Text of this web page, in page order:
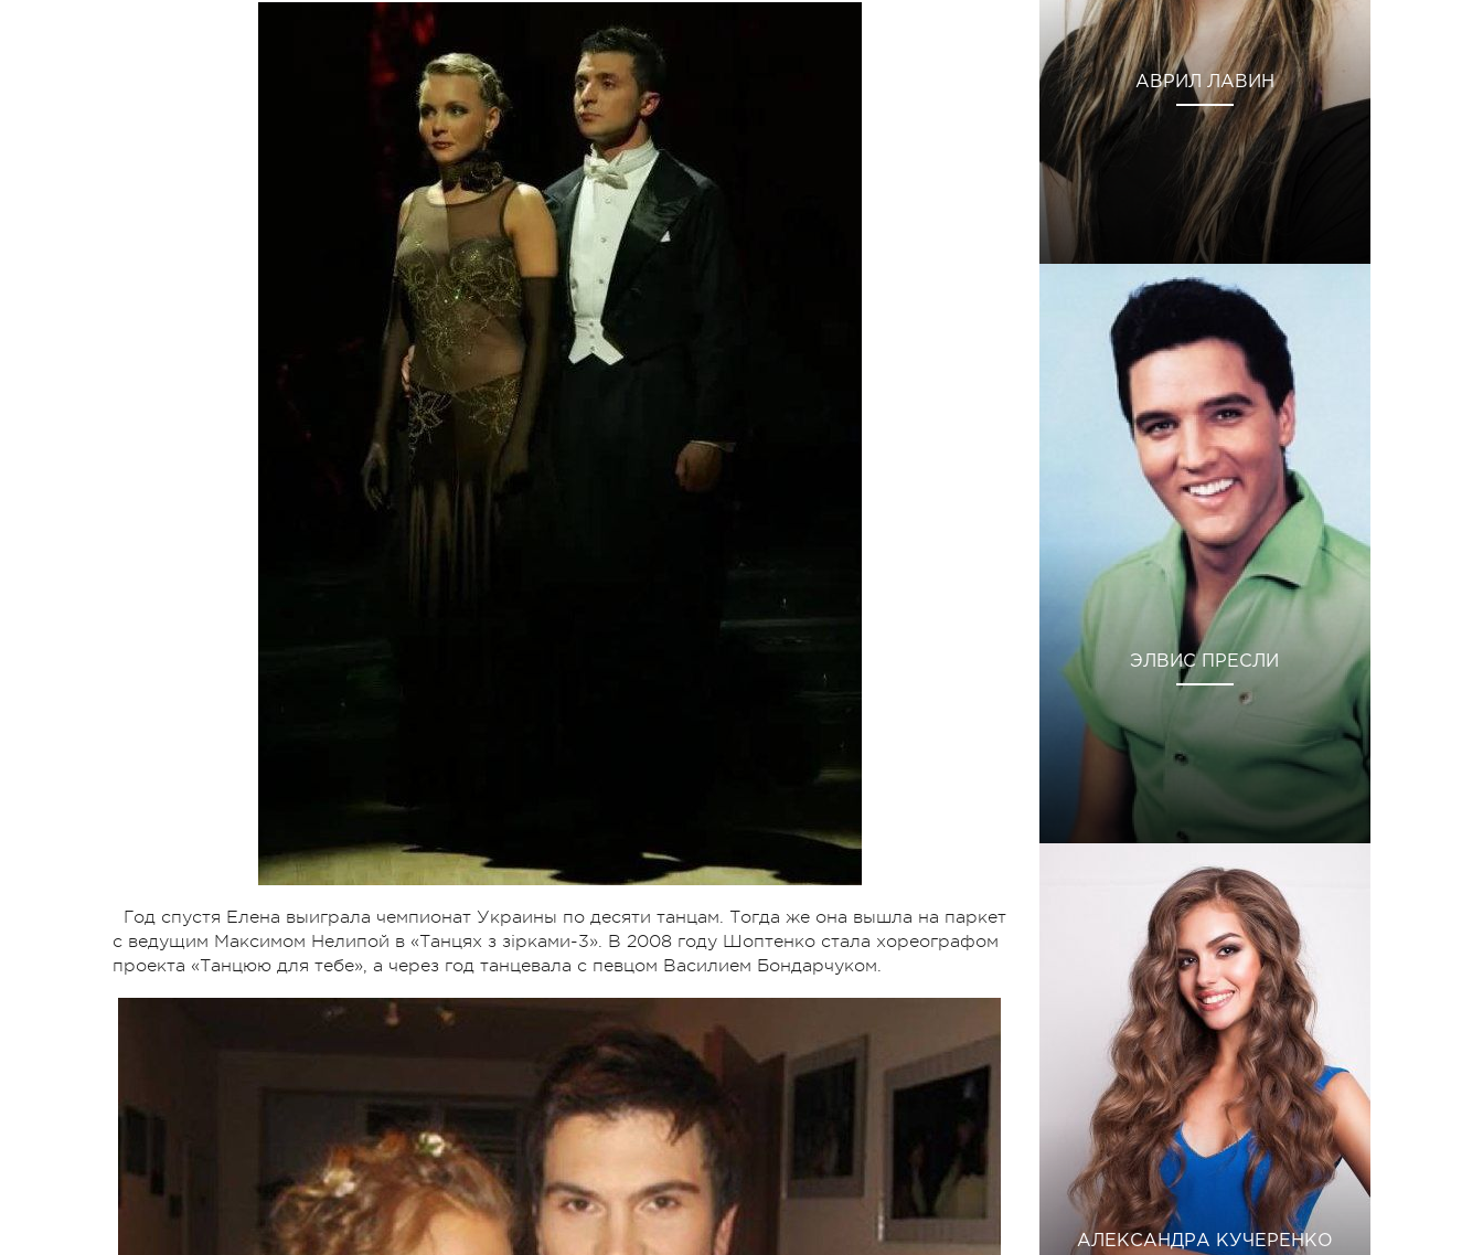
Год спустя Елена выиграла чемпионат Украины по десяти танцам. Тогда же она вышла на паркет
с ведущим Максимом Нелипой в «Танцях з зірками-3». В 2008 году Шоптенко стала хореографом
проекта «Танцюю для тебе», а через год танцевала с певцом Василием Бондарчуком.
АВРИЛ ЛАВИН
ЭЛВИС ПРЕСЛИ
АЛЕКСАНДРА КУЧЕРЕНКО